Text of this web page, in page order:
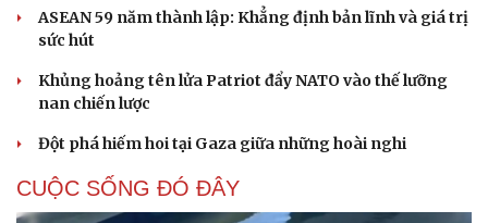
ASEAN 59 năm thành lập: Khẳng định bản lĩnh và giá trị
sức hút
Khủng hoảng tên lửa Patriot đẩy NATO vào thế lưỡng
nan chiến lược
Đột phá hiếm hoi tại Gaza giữa những hoài nghi
CUỘC SỐNG ĐÓ ĐÂY